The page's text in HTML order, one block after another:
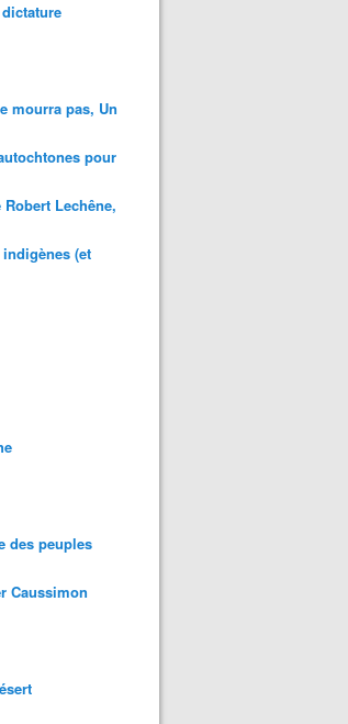
mourra pas, Un
pour
Robert Lechêne,
(et
des peuples
Caussimon